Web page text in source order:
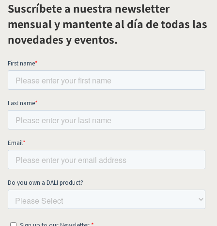
Suscríbete a nuestra newsletter
mensual y mantente al día de todas las
novedades y eventos.